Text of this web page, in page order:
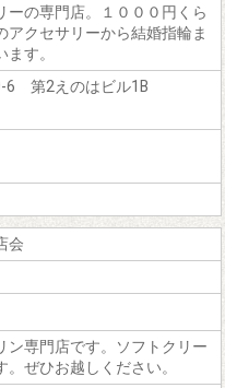
ーの専門店。１０００円くら
アクセサリーから結婚指輪ま
す。
6 第2えのはビル1B
会
ン専門店です。ソフトクリー
ぜひお越しください。